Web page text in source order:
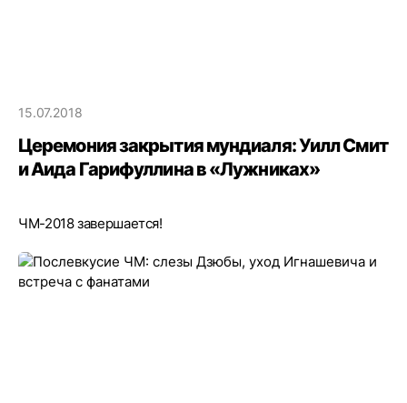
15.07.2018
Церемония закрытия мундиаля: Уилл Смит
и Аида Гарифуллина в «Лужниках»
ЧМ-2018 завершается!